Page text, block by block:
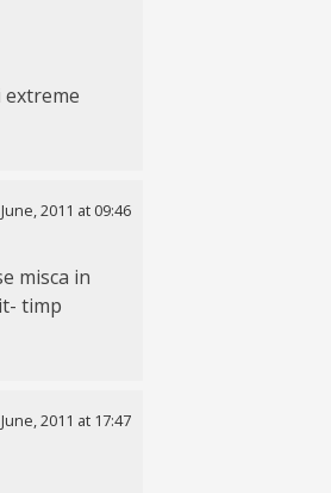
extreme
2011 at 09:46
misca in
timp
2011 at 17:47